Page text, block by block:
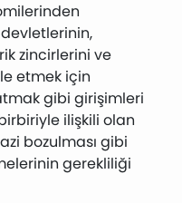
zincirlerini ve
etmek için
gibi girişimleri
ilişkili olan
bozulması gibi
gerekliliği